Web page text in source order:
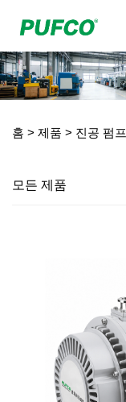
홈 > 제품 > 진공 펌프
모든 제품